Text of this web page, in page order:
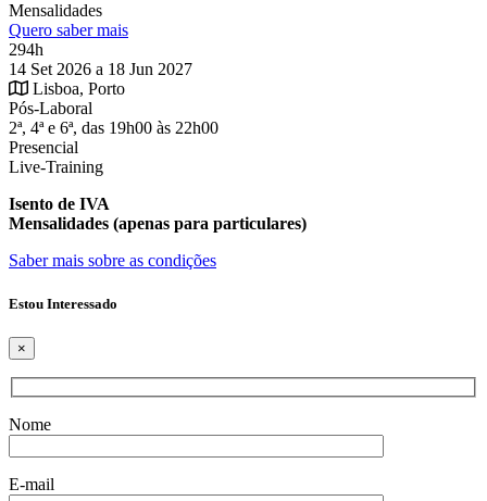
Mensalidades
Quero saber mais
294h
14 Set 2026 a 18 Jun 2027
Lisboa, Porto
Pós-Laboral
2ª, 4ª e 6ª, das 19h00 às 22h00
Presencial
Live-Training
Isento de IVA
Mensalidades (apenas para particulares)
Saber mais sobre as condições
Estou Interessado
×
Nome
E-mail